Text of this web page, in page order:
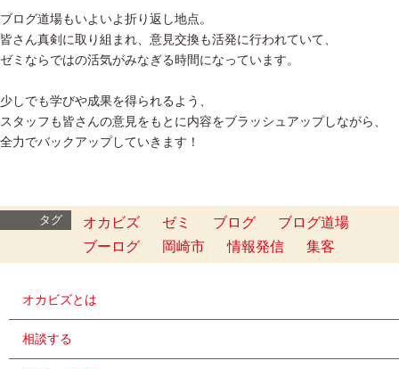
ブログ道場もいよいよ折り返し地点。
皆さん真剣に取り組まれ、意見交換も活発に行われていて、
ゼミならではの活気がみなぎる時間になっています。
少しでも学びや成果を得られるよう、
スタッフも皆さんの意見をもとに内容をブラッシュアップしながら、
全力でバックアップしていきます！
タグ オカビズ ゼミ ブログ
ブログ道場
ブーログ
岡崎市 情報発信 集客
オカビズとは
相談する